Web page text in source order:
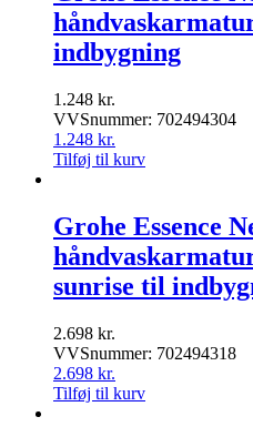
indbygning
1.248 kr.
VVSnummer: 702494304
1.248 kr.
Tilføj til kurv
Grohe Essence
sunrise til
2.698 kr.
VVSnummer: 702494318
2.698 kr.
Tilføj til kurv